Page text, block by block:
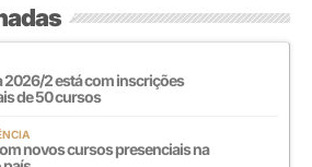
2026/2 está com inscrições
de 50 cursos
novos cursos presenciais na